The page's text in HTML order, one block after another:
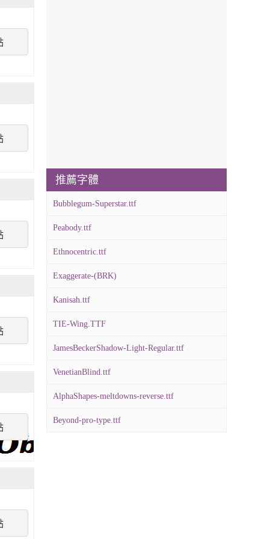
推薦字體
Bubblegum-Superstar.ttf
Peabody.ttf
Ethnocentric.ttf
Exaggerate-(BRK)
Kanisah.ttf
TIE-Wing.TTF
JamesBeckerShadow-Light-Regular.ttf
VenetianBlind.ttf
AlphaShapes-meltdowns-reverse.ttf
Beyond-pro-type.ttf